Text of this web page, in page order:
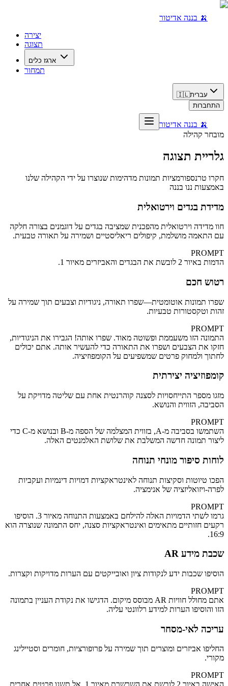
🍌 בננה אדיטור
יצירה
תצוגה
ארגז כלים
תמחור
🇮🇱עברית
התחברות
🍌 בננה אדיטור
מובחר קהילה
גלריית תצוגה
חקרו טרנספורמציות תמונות מדהימות שנוצרו על ידי הקהילה שלנו
באמצעות ננו בננה
מדידת בגדים וירטואלית
חוו מדידה וירטואלית מהפכנית שמציבה בגדים על דוגמנים בצורה חלקה
עם התאמה מושלמת, קיפולים ריאליסטיים ושמירה על תאורה טבעית.
PROMPT
הדמות באיור 2 לובשת את הבגדים והאביזרים מאיור 1.
רטוש חכם
שפרו תמונות אוטומטית—שפרו תאורה, ניגודיות וצבעים תוך שמירה על
זהות וטקסטורות טבעיות.
PROMPT
התמונה הזו משעממת ופשוטה מאוד. שפרו אותה! הגבירו את הניגודיות,
חזקו את הצבעים ושפרו את התאורה כדי להעשיר אותה. אתם יכולים
לחתוך ולמחוק פרטים שמשפיעים על הקומפוזיציה.
קומפוזיציה יצירתית
מזגו מספר התייחסויות לסצנה קוהרנטית אחת עם שליטה מדויקת על
הסביבה, הזווית והנושא.
PROMPT
השתמשו בסביבה מ‑A, בזווית המצלמה של הספה מ‑B ובנושא מ‑C כדי
ליצור תמונה חדשה המשלבת את שלושת האלמנטים האלה.
לוחות סיפור מונחי תנוחה
הפכו טיוטות וסקיצות תנוחה לאינטראקציות דמויות דינמיות ועקביות
לפרה‑ויזואליזציה של אנימציה.
PROMPT
גרמו לשתי הדמויות האלה להילחם באמצעות התנוחה מאיור 3. הוסיפו
רקעים חזותיים מתאימים ואינטראקציות סצנה, יחס התמונה שנוצרה הוא
16:9.
שכבת מידע AR
הוסיפו שכבות ידע לנקודות ציון ואובייקטים עם הערות מדויקות וקצרות.
PROMPT
אתם מחולל חוויות AR מבוסס מיקום. הדגישו את נקודת העניין בתמונה
הזו והוסיפו הערות למידע רלוונטי עליה.
עריכה לאי‑מסחר
החליפו אביזרים ומוצרים תוך שמירה על פרופורציות, חומרים וסטיילינג
מקורי.
PROMPT